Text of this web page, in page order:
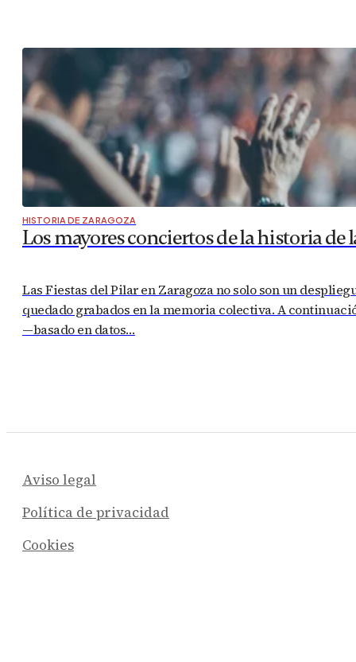
HISTORIA DE ZARAGOZA
Los mayores conciertos de la historia de
Las Fiestas del Pilar en Zaragoza no solo son un
quedado grabados en la memoria colectiva. A
—basado en datos…
Aviso legal
Política de privacidad
Cookies